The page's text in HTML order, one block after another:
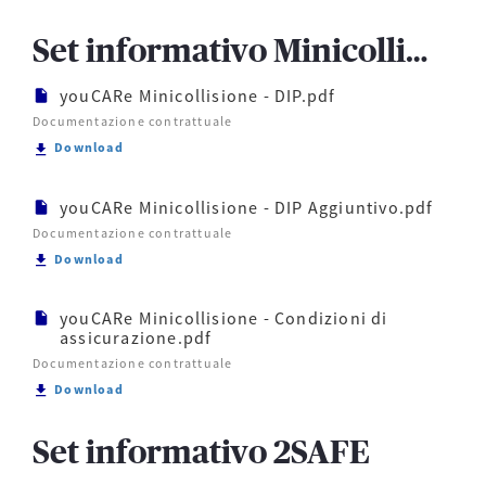
Set informativo Minicollisione
youCARe Minicollisione - DIP.pdf
Documentazione contrattuale
Download
youCARe Minicollisione - DIP Aggiuntivo.pdf
Documentazione contrattuale
Download
youCARe Minicollisione - Condizioni di
assicurazione.pdf
Documentazione contrattuale
Download
Set informativo 2SAFE